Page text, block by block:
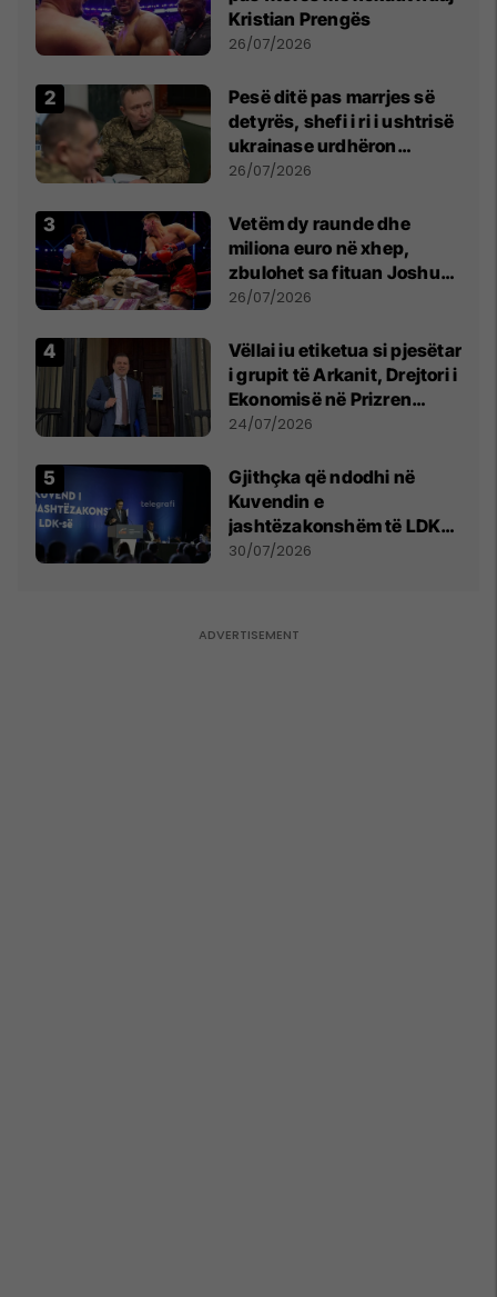
Kristian Prengës
26/07/2026
Pesë ditë pas marrjes së
detyrës, shefi i ri i ushtrisë
ukrainase urdhëron
kontroll të madh
26/07/2026
Vetëm dy raunde dhe
miliona euro në xhep,
zbulohet sa fituan Joshua
e Prenga
26/07/2026
Vëllai iu etiketua si pjesëtar
i grupit të Arkanit, Drejtori i
Ekonomisë në Prizren
mohon pretendimet
24/07/2026
Gjithçka që ndodhi në
Kuvendin e
jashtëzakonshëm të LDK-
së
30/07/2026